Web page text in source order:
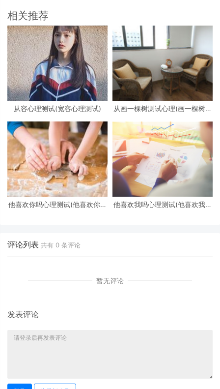
相关推荐
从容心理测试(宽容心理测试)
从画一棵树测试心理(画一棵树怎
他喜欢你吗心理测试(他喜欢你吗
他喜欢我吗心理测试(他喜欢我吗
评论列表 共有 0 条评论
暂无评论
发表评论